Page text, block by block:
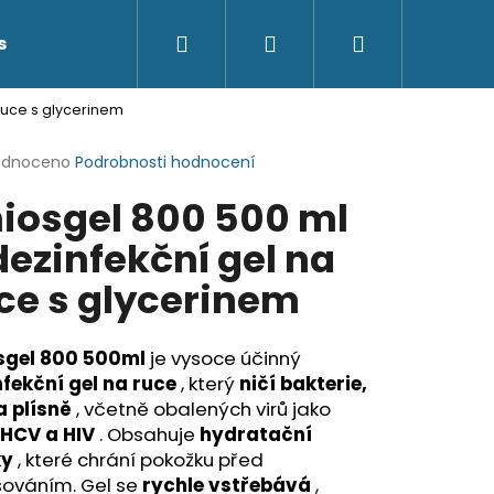
Přihlášení
s glycerinem
Podrobnosti hodnocení
800 500 ml
gel na
s glycerinem
800 500ml je vysoce účinný
gel na ruce, který ničí bakterie,
plísně , včetně obalených virů jako
a HIV . Obsahuje hydratační
, které chrání pokožku před
Gel se rychle vstřebává ,